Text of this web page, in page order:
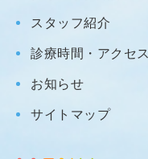
スタッフ紹介
診療時間・アクセス
お知らせ
サイトマップ